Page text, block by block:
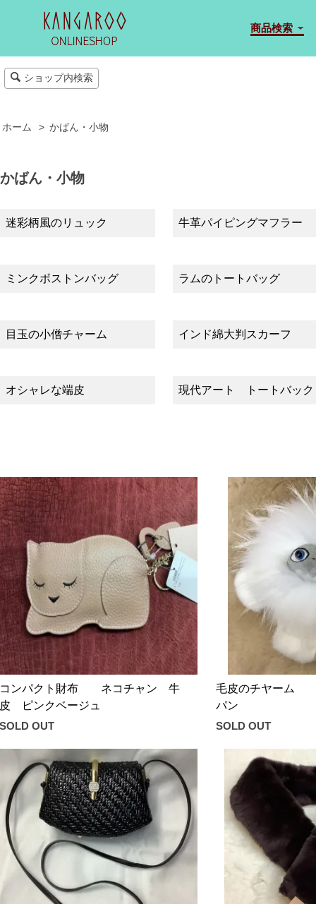
商品検索
ショップ内検索
ホーム > かばん・小物
かばん・小物
迷彩柄風のリュック 牛革パイピングマフラー
ミンクボストンバッグ ラムのトートバッグ
目玉の小僧チャーム インド綿大判スカーフ
オシャレな端皮 現代アート トートバック
ンパクト財布 ネコチャン 牛
ピンクベージュ
OUT
毛皮のチヤーム
パン
SOLD OUT